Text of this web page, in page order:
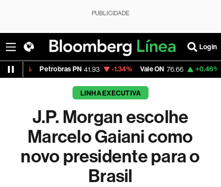
PUBLICIDADE
Login
Petrobras PN 41.93 -1.34% Vale ON 76.66 +0.46% Itaú PN
LINHA EXECUTIVA
J.P. Morgan escolhe
Marcelo Gaiani como
novo presidente para o
Brasil